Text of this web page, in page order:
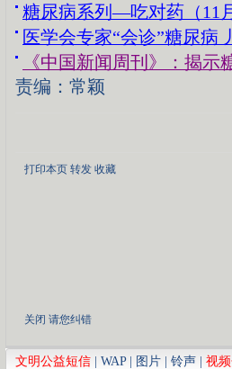
糖尿病系列―吃对药（11
医学会专家“会诊”糖尿病
《中国新闻周刊》：揭示
责编：常颖
打印本页 转发 收藏
关闭 请您纠错
文明公益短信 | WAP| 图片 | 铃声 | 视